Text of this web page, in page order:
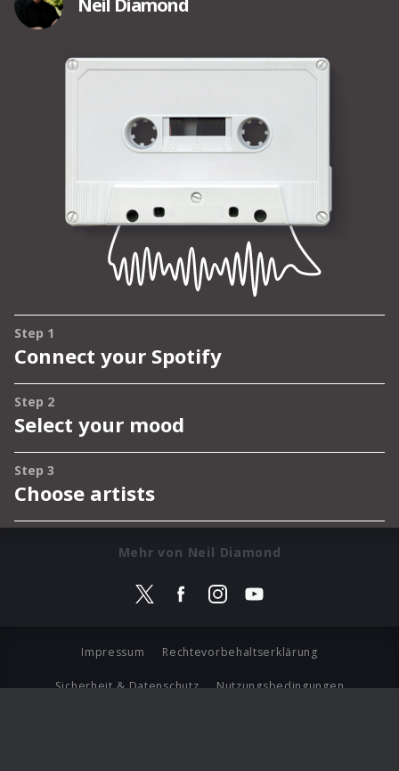
Mehr von Neil Diamond
Impressum Rechtevorbehaltserklärung
Sicherheit & Datenschutz Nutzungsbedingungen